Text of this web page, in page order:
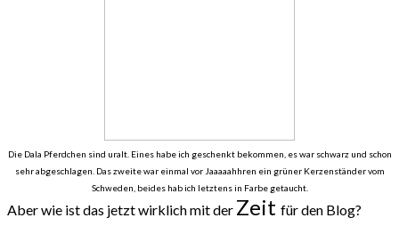
Die Dala Pferdchen sind uralt. Eines habe ich geschenkt bekommen, es war schwarz und schon
sehr abgeschlagen. Das zweite war einmal vor Jaaaaahhren ein grüner Kerzenständer vom
Schweden, beides hab ich letztens in Farbe getaucht.
Aber wie ist das jetzt wirklich mit der Zeit für den Blog?